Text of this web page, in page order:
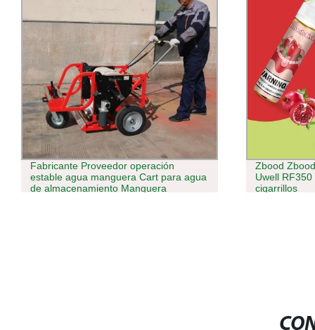
Zbood Zboodelish 60ml OEM mejor
Uwell RF350 Cartoon Hqds Líquido de
cigarrillos
Popular
Cola Pod E-
Taste TPD